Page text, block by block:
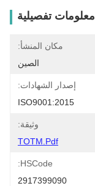
معلومات تفصيلية
مكان المنشأ:
الصين
إصدار الشهادات:
ISO9001:2015
وثيقة:
TOTM.pdf
HSCode:
2917399090